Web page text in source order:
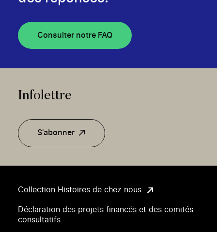
Collection Histoires de chez nous
Déclaration des projets financés et des comités
consultatifs
Consulter notre FAQ
Infolettre
S'abonner